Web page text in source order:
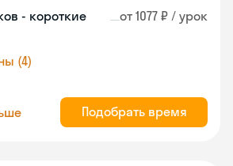
- короткие
от 1077 ₽ / урок
(4)
Подобрать время